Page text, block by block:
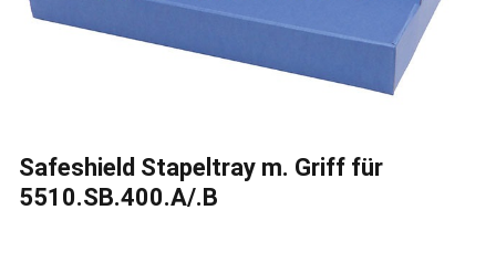
Safeshield Stapeltray m. Griff für
5510.SB.400.A/.B